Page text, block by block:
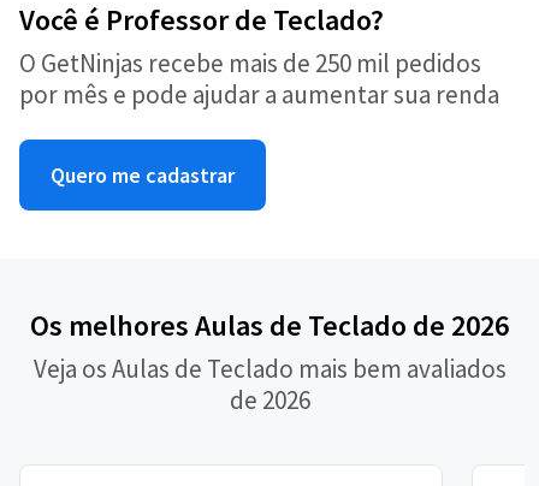
Você é Professor de Teclado?
O GetNinjas recebe mais de 250 mil pedidos
por mês e pode ajudar a aumentar sua renda
Quero me cadastrar
Os melhores Aulas de Teclado de 2026
Veja os Aulas de Teclado mais bem avaliados
de 2026